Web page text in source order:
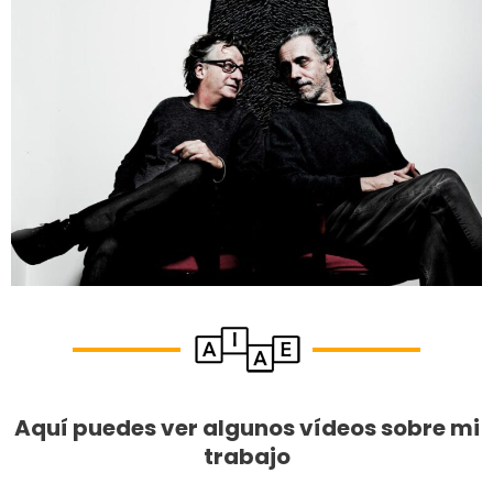
Aquí puedes ver algunos vídeos sobre mi
trabajo